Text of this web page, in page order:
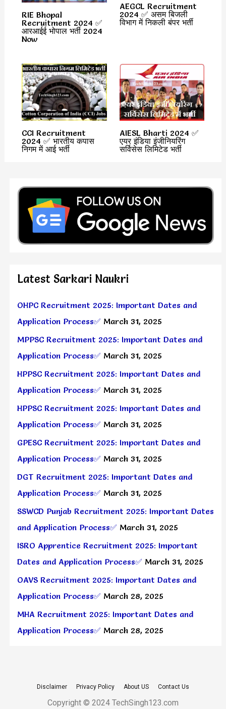
RIE Bhopal
Recruitment 2024 ✅
आरआईई भोपाल भर्ती 2024
Now
AEGCL Recruitment
2024 ✅ असम बिजली
विभाग में निकली बंपर भर्ती
CCI Recruitment
2024 ✅ भारतीय कपास
निगम में आई भर्ती
AIESL Bharti 2024 ✅
एयर इंडिया इंजीनियरिंग
सर्विसेस लिमिटेड भर्ती
Latest Sarkari Naukri
OHPC Recruitment 2025: Important Dates and
Application Process✅ March 31, 2025
MPPSC Recruitment 2025: Important Dates and
Application Process✅ March 31, 2025
HPPSC Recruitment 2025: Important Dates and
Application Process✅ March 31, 2025
HPPSC Recruitment 2025: Important Dates and
Application Process✅ March 31, 2025
GPESC Recruitment 2025: Important Dates and
Application Process✅ March 31, 2025
DGT Recruitment 2025: Important Dates and
Application Process✅ March 31, 2025
SSWCD Punjab Recruitment 2025: Important Dates
and Application Process✅ March 31, 2025
ISRO Apprentice Recruitment 2025: Important
Dates and Application Process✅ March 31, 2025
OAVS Recruitment 2025: Important Dates and
Application Process✅ March 28, 2025
MHA Recruitment 2025: Important Dates and
Application Process✅ March 28, 2025
Disclaimer Privacy Policy About US Contact Us
Copyright © 2024 TechSingh123.com